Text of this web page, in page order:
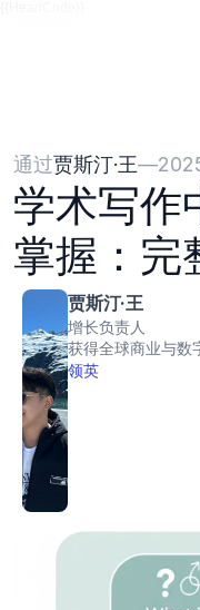
通过贾斯汀·王—
学术写作
掌握：完
贾斯汀·王
增长负责人
获得全球商业与数
领英